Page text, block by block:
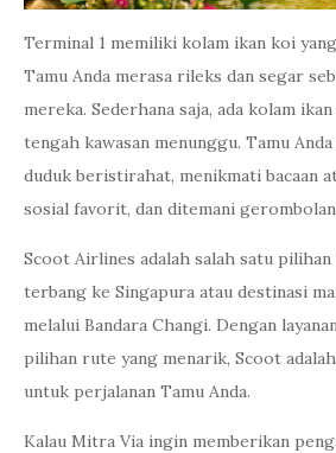
Terminal 1 memiliki kolam ikan koi
Tamu Anda merasa rileks dan segar
mereka. Sederhana saja, ada kolam
tengah kawasan menunggu. Tamu
duduk beristirahat, menikmati bacaan
sosial favorit, dan ditemani
Scoot Airlines adalah salah satu
terbang ke Singapura atau destinasi
melalui Bandara Changi. Dengan
pilihan rute yang menarik, Scoot
untuk perjalanan Tamu Anda.
Kalau Mitra Via ingin memberikan